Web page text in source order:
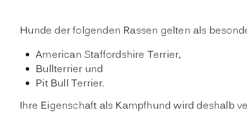
Hunde der folgenden Rassen gelten als
American Staffordshire Terrier,
Bullterrier und
Pit Bull Terrier.
Ihre Eigenschaft als Kampfhund wird deshalb